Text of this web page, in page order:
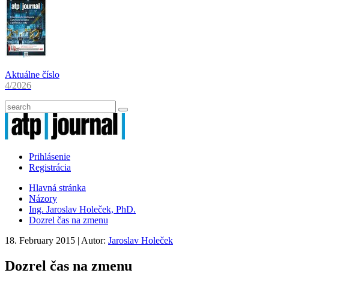
Aktuálne číslo
4/2026
Prihlásenie
Registrácia
Hlavná stránka
Názory
Ing. Jaroslav Holeček, PhD.
Dozrel čas na zmenu
18. February 2015 | Autor: Jaroslav Holeček
Dozrel čas na zmenu